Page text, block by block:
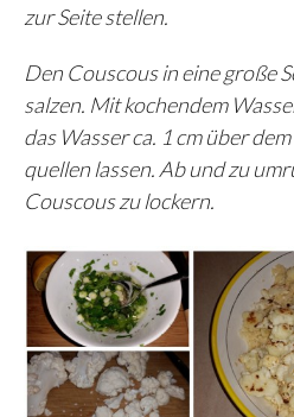
zur Seite stellen.
Den Couscous in eine große
salzen. Mit kochendem
das Wasser ca. 1 cm über
quellen lassen. Ab und zu
Couscous zu lockern.